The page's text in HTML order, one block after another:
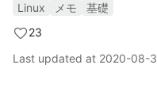
Linux メモ
基礎
23
Last updated at 2020-08-